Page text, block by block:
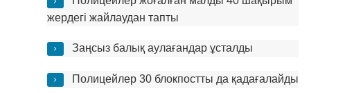
жердегі жайлаудан тапты
Заңсыз балық аулағандар ұсталды
Полицейлер 30 блокпостты да қадағалайды